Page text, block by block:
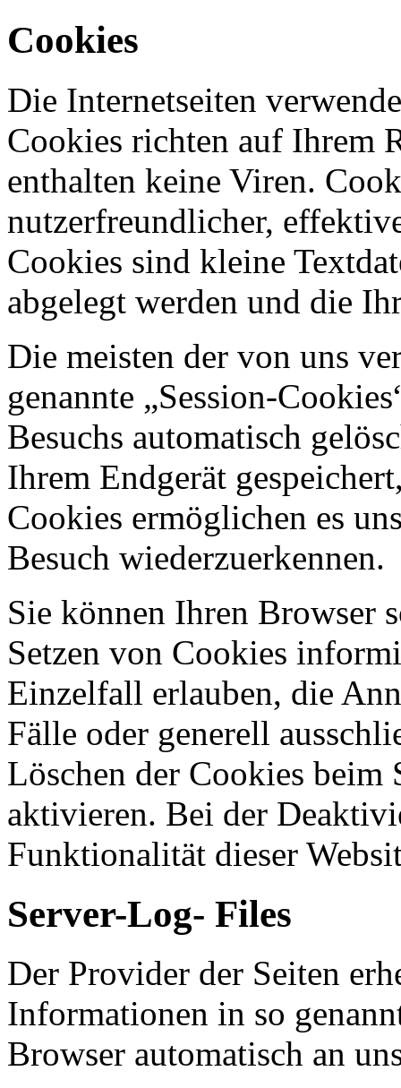
Cookies
Die Internetseiten
Cookies richten auf Ihrem
enthalten keine Viren.
nutzerfreundlicher,
Cookies sind kleine
abgelegt werden und die
Die meisten der von uns
genannte „Session-
Besuchs automatisch
Ihrem Endgerät
Cookies ermöglichen es
Besuch wiederzuerkennen.
Sie können Ihren Browser
Setzen von Cookies
Einzelfall erlauben, die
Fälle oder generell
Löschen der Cookies beim
aktivieren. Bei der
Funktionalität dieser
Server-Log- Files
Der Provider der Seiten
Informationen in so
Browser automatisch an